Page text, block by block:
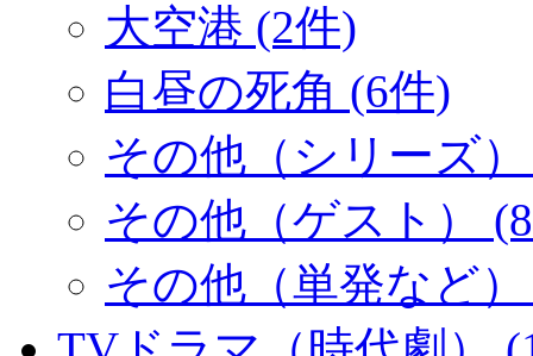
大空港 (2件)
白昼の死角 (6件)
その他（シリーズ
その他（ゲスト）
その他（単発など